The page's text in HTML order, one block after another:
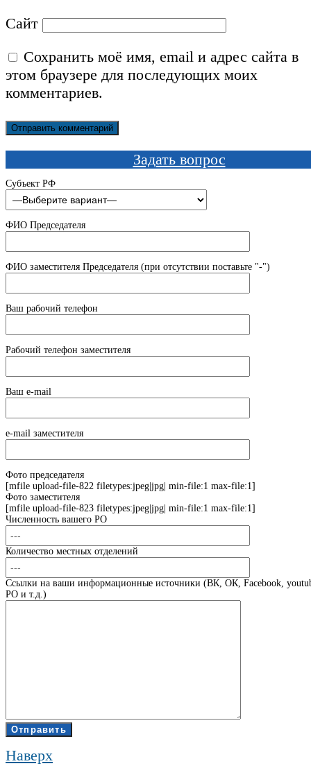
Сайт
Сохранить моё имя, email и адрес сайта в
этом браузере для последующих моих
комментариев.
Задать вопрос
Субъект РФ
ФИО Председателя
ФИО заместителя Председателя (при отсутствии поставьте "-")
Ваш рабочий телефон
Рабочий телефон заместителя
Ваш e-mail
e-mail заместителя
Фото председателя
[mfile upload-file-822 filetypes:jpeg|jpg| min-file:1 max-file:1]
Фото заместителя
[mfile upload-file-823 filetypes:jpeg|jpg| min-file:1 max-file:1]
Численность вашего РО
Количество местных отделений
Ссылки на ваши информационные источники (ВК, ОК, Facebook,
РО и т.д.)
Наверх